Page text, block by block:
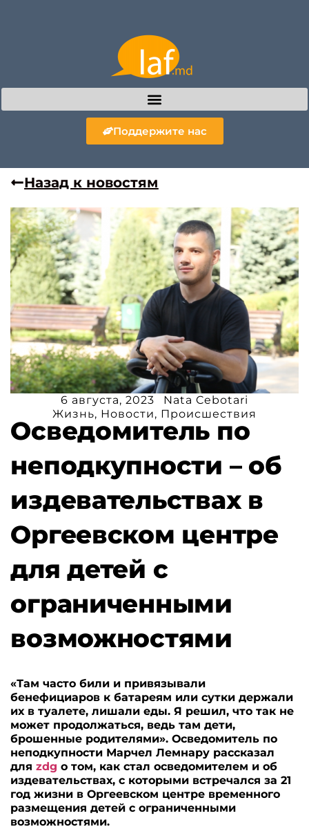
Поддержите нас
Назад к новостям
6 августа, 2023
Nata Cebotari
Жизнь, Новости, Происшествия
Осведомитель по
неподкупности – об
издевательствах в
Оргеевском центре
для детей с
ограниченными
возможностями
«Там часто били и привязывали
бенефициаров к батареям или сутки держали
их в туалете, лишали еды. Я решил, что так не
может продолжаться, ведь там дети,
брошенные родителями». Осведомитель по
неподкупности Марчел Лемнару рассказал
дляzdg о том, как стал осведомителем и об
издевательствах, с которыми встречался за 21
год жизни в Оргеевском центре временного
размещения детей с ограниченными
возможностями.